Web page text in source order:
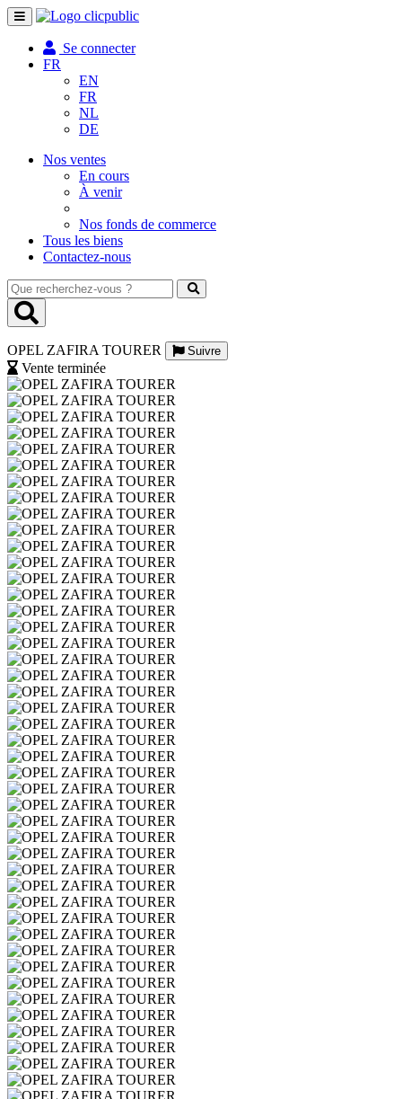
Toggle
navigation
Se connecter
FR
EN
FR
NL
DE
Nos ventes
En cours
À venir
Nos fonds de commerce
Tous les biens
Contactez-nous
Que
recherchez-
vous
OPEL ZAFIRA TOURER
Suivre
Vente terminée